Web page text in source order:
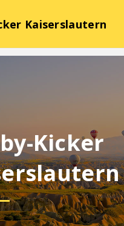
Kaiserslautern
Kicker